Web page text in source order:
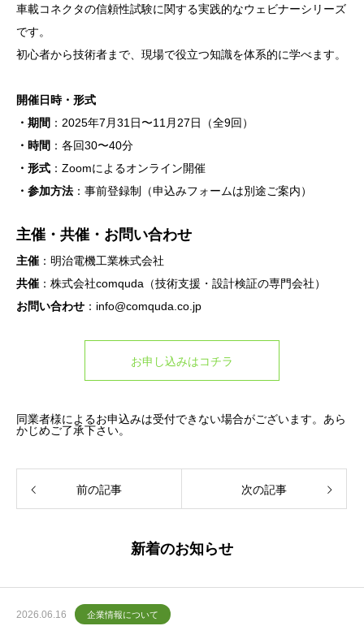
車載コネクタの信頼性試験に関する実践的なウェビナーシリーズ
です。
初心者から技術者まで、現場で役立つ知識を体系的に学べます。
開催日時・形式
・期間 ：2025年7月31日〜11月27日（全9回）
・時間 ：各回30〜40分
・形式 ：Zoomによるオンライン開催
・参加方法 ：事前登録制（申込みフォームは別途ご案内）
主催・共催・お問い合わせ
主催 ：明治電機工業株式会社
共催 ：株式会社comquda（技術支援・設計検証の専門会社）
お問い合わせ ：info@comquda.co.jp
お申し込みはコチラ
同業者様によるお申込みは受付できない場合がございます。あら
かじめご了承下さい。
前の記事 次の記事
新着のお知らせ
2026.06.16 企業情報について